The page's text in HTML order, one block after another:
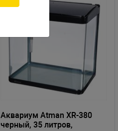
Аквариум Atman XR-380
черный, 35 литров,